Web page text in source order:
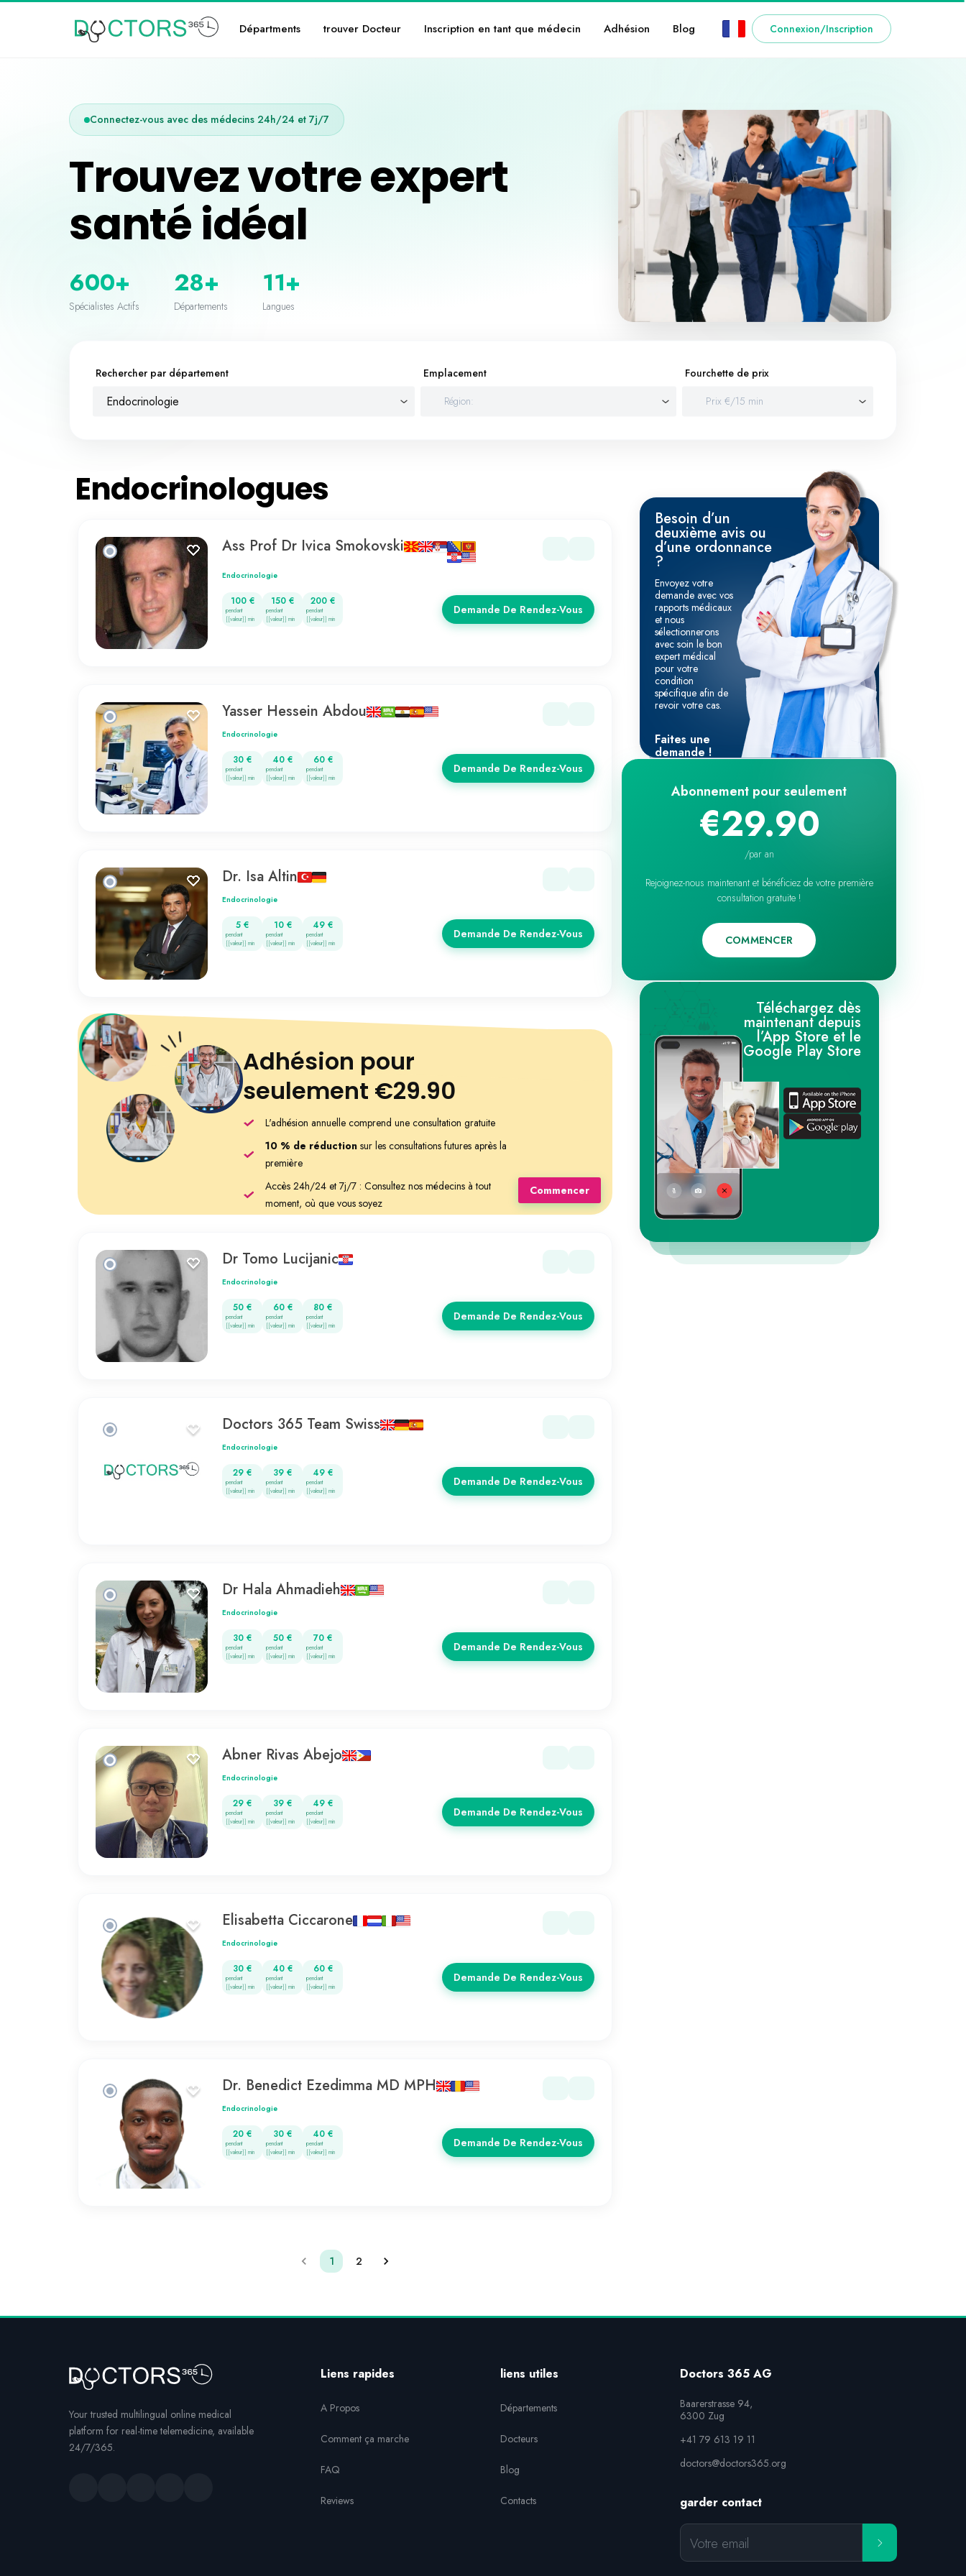
Départments trouver Docteur Inscription en tant que médecin Adhésion Blog Connexion/Inscription
Connectez-vous avec des médecins 24h/24 et 7j/7
Trouvez votre expert
santé idéal
600+
Spécialistes Actifs
28+
Départements
11+
Langues
Rechercher par département
Endocrinologie
Emplacement Fourchette de prix
Endocrinologues
Ass Prof Dr Ivica Smokovski
Endocrinologie
100 €
pendant
{{valeur}} min
150 €
pendant
{{valeur}} min
200 €
pendant
{{valeur}} min
Demande De Rendez-Vous
Yasser Hessein Abdou
Endocrinologie
30 €
pendant
{{valeur}} min
40 €
pendant
{{valeur}} min
60 €
pendant
{{valeur}} min
Demande De Rendez-Vous
Dr. Isa Altin
Endocrinologie
5 €
pendant
{{valeur}} min
10 €
pendant
{{valeur}} min
49 €
pendant
{{valeur}} min
Demande De Rendez-Vous
Adhésion pour
seulement €29.90
L'adhésion annuelle comprend une consultation gratuite
10 % de réduction sur les consultations futures après la
première
Accès 24h/24 et 7j/7 : Consultez nos médecins à tout
moment, où que vous soyez
Commencer
Dr Tomo Lucijanic
Endocrinologie
50 €
pendant
{{valeur}} min
60 €
pendant
{{valeur}} min
80 €
pendant
{{valeur}} min
Demande De Rendez-Vous
Doctors 365 Team Swiss
Endocrinologie
29 €
pendant
{{valeur}} min
39 €
pendant
{{valeur}} min
49 €
pendant
{{valeur}} min
Demande De Rendez-Vous
Dr Hala Ahmadieh
Endocrinologie
30 €
pendant
{{valeur}} min
50 €
pendant
{{valeur}} min
70 €
pendant
{{valeur}} min
Demande De Rendez-Vous
Abner Rivas Abejo
Endocrinologie
29 €
pendant
{{valeur}} min
39 €
pendant
{{valeur}} min
49 €
pendant
{{valeur}} min
Demande De Rendez-Vous
Elisabetta Ciccarone
Endocrinologie
30 €
pendant
{{valeur}} min
40 €
pendant
{{valeur}} min
60 €
pendant
{{valeur}} min
Demande De Rendez-Vous
Dr. Benedict Ezedimma MD MPH
Endocrinologie
20 €
pendant
{{valeur}} min
30 €
pendant
{{valeur}} min
40 €
pendant
{{valeur}} min
Demande De Rendez-Vous
1 2
Besoin d’un
deuxième avis ou
d’une ordonnance
?
Envoyez votre
demande avec vos
rapports médicaux
et nous
sélectionnerons
avec soin le bon
expert médical
pour votre
condition
spécifique afin de
revoir votre cas.
Faites une
demande !
Abonnement pour seulement
€29.90
/par an
Rejoignez-nous maintenant et bénéficiez de votre première
consultation gratuite !
COMMENCER
Téléchargez dès
maintenant depuis
l’App Store et le
Google Play Store
Your trusted multilingual online medical
platform for real-time telemedicine, available
24/7/365.
Liens rapides
A Propos
Comment ça marche
FAQ
Reviews
liens utiles
Départements
Docteurs
Blog
Contacts
Doctors 365 AG
Baarerstrasse 94,
6300 Zug
+41 79 613 19 11
doctors@doctors365.org
garder contact
Votre email